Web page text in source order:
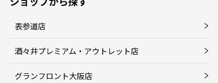
表参道店
酒々井プレミアム・アウトレット店
グランフロント大阪店